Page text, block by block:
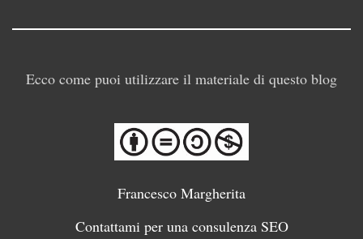
Ecco come puoi utilizzare il materiale di questo blog
Francesco Margherita
Contattami per una consulenza SEO